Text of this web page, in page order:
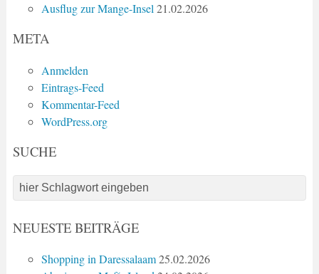
Ausflug zur Mange-Insel 21.02.2026
META
Anmelden
Eintrags-Feed
Kommentar-Feed
WordPress.org
SUCHE
NEUESTE BEITRÄGE
Shopping in Daressalaam 25.02.2026